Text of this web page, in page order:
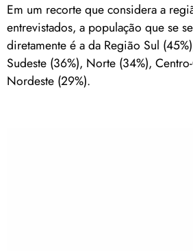
Em um recorte que considera a
entrevistados, a população que se
diretamente é a da Região Sul
Sudeste (36%), Norte (34%),
Nordeste (29%).